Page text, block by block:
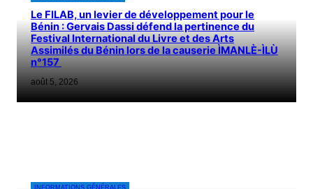
Le FILAB, un levier de développement pour le
Bénin : Gervais Dassi défend la pertinence du
Festival International du Livre et des Arts
Assimilés du Bénin lors de la causerie ÌMANLÈ-ÌLÙ
n°157
août 5, 2026